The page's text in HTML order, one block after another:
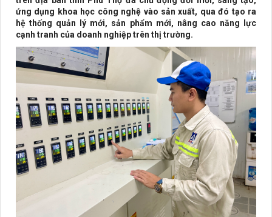
ứng dụng khoa học công nghệ vào sản xuất, qua đó tạo ra
hệ thống quản lý mới, sản phẩm mới, nâng cao năng lực
cạnh tranh của doanh nghiệp trên thị trường.